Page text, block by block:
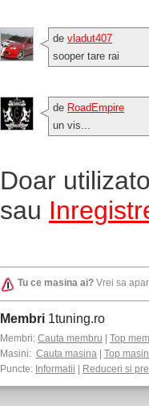
de vladut407
sooper tare rai
de RoadEmpire
un vis...
Doar
sau
Tu ce masina ai? Vrei sa
Membri 1tuning.ro
Membri: Cauta membru
Top
Masini: Cauta masina Top
Puncte: Informatii Reduceri si